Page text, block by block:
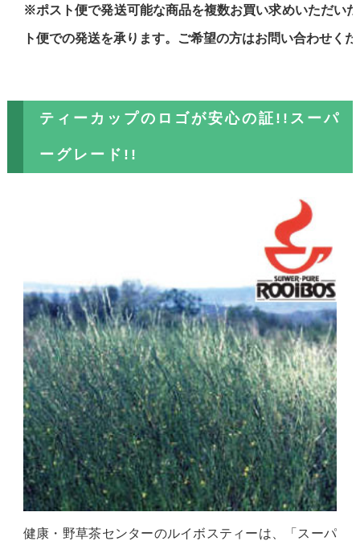
※ポスト便で発送可能な商品を複数お買い求めいただい
ト便での発送を承ります。ご希望の方はお問い合わせく
ティーカップのロゴが安心の証!!スーパ
ーグレード!!
健康・野草茶センターのルイボスティーは、「スーパ